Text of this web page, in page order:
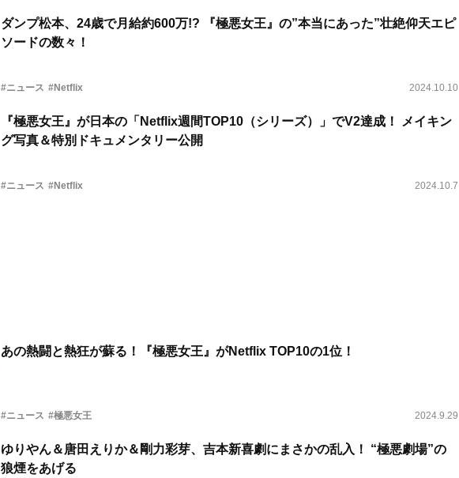
ダンプ松本、24歳で月給約600万!? 『極悪女王』の”本当にあった”壮絶仰天エピ
ソードの数々！
#ニュース #Netflix 2024.10.10
『極悪女王』が日本の「Netflix週間TOP10（シリーズ）」でV2達成！ メイキン
グ写真＆特別ドキュメンタリー公開
#ニュース #Netflix 2024.10.7
あの熱闘と熱狂が蘇る！『極悪女王』がNetflix TOP10の1位！
#ニュース #極悪女王 2024.9.29
ゆりやん＆唐田えりか＆剛力彩芽、吉本新喜劇にまさかの乱入！ “極悪劇場”の
狼煙をあげる